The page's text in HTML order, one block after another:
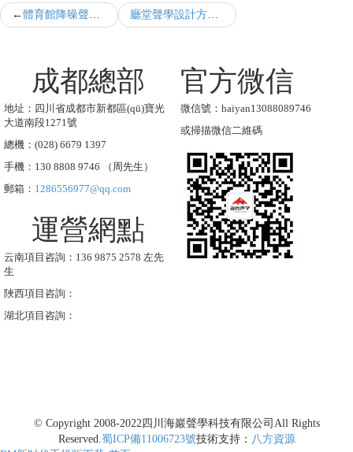
體育館降噪聲學設計規(guī)范 廳堂聲學設計方法
成都總部
地址：四川省成都市新都區(qū)寶光
大道南段1271號
總機：(028) 6679 1397
手機：130 8808 9746 （周先生）
郵箱： 1286556977@qq.com
運營網點
云南項目咨詢：136 9875 2578 左先
生
陜西項目咨詢：
湖北項目咨詢：
官方微信
微信號：haiyan13088089746
或掃描微信二維碼
© Copyright 2008-2022四川海巖聲學科技有限公司 All Rights
Reserved.蜀ICP備11006723號技術支持： 八方資源